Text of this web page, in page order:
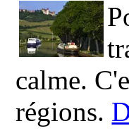
calme.
régions.